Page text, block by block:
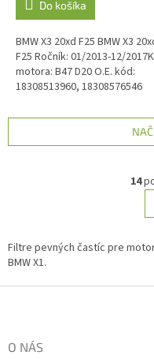
Do košíka
BMW X3 20xd F25 BMW X3
F25 Ročník: 01/2013-12/
motora: B47 D20 O.E. kód:
18308513960, 18308576546
14
Filtre pevných častíc pre
BMW X1.
O NÁS